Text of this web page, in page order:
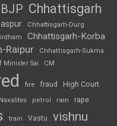
BJP Chhattisgarh
Chhattisgarh-Durg
Chhattisgarh-Korba
Raipur
Chhattisgarh-Sukma
Minister Sai CM
fire fraud High Court
Naxalites petrol rain rape
train Vastu vishnu